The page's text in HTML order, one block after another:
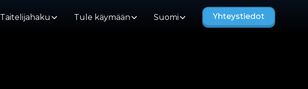
Taitelijahaku Tule käymään Suomi Yhteystiedot